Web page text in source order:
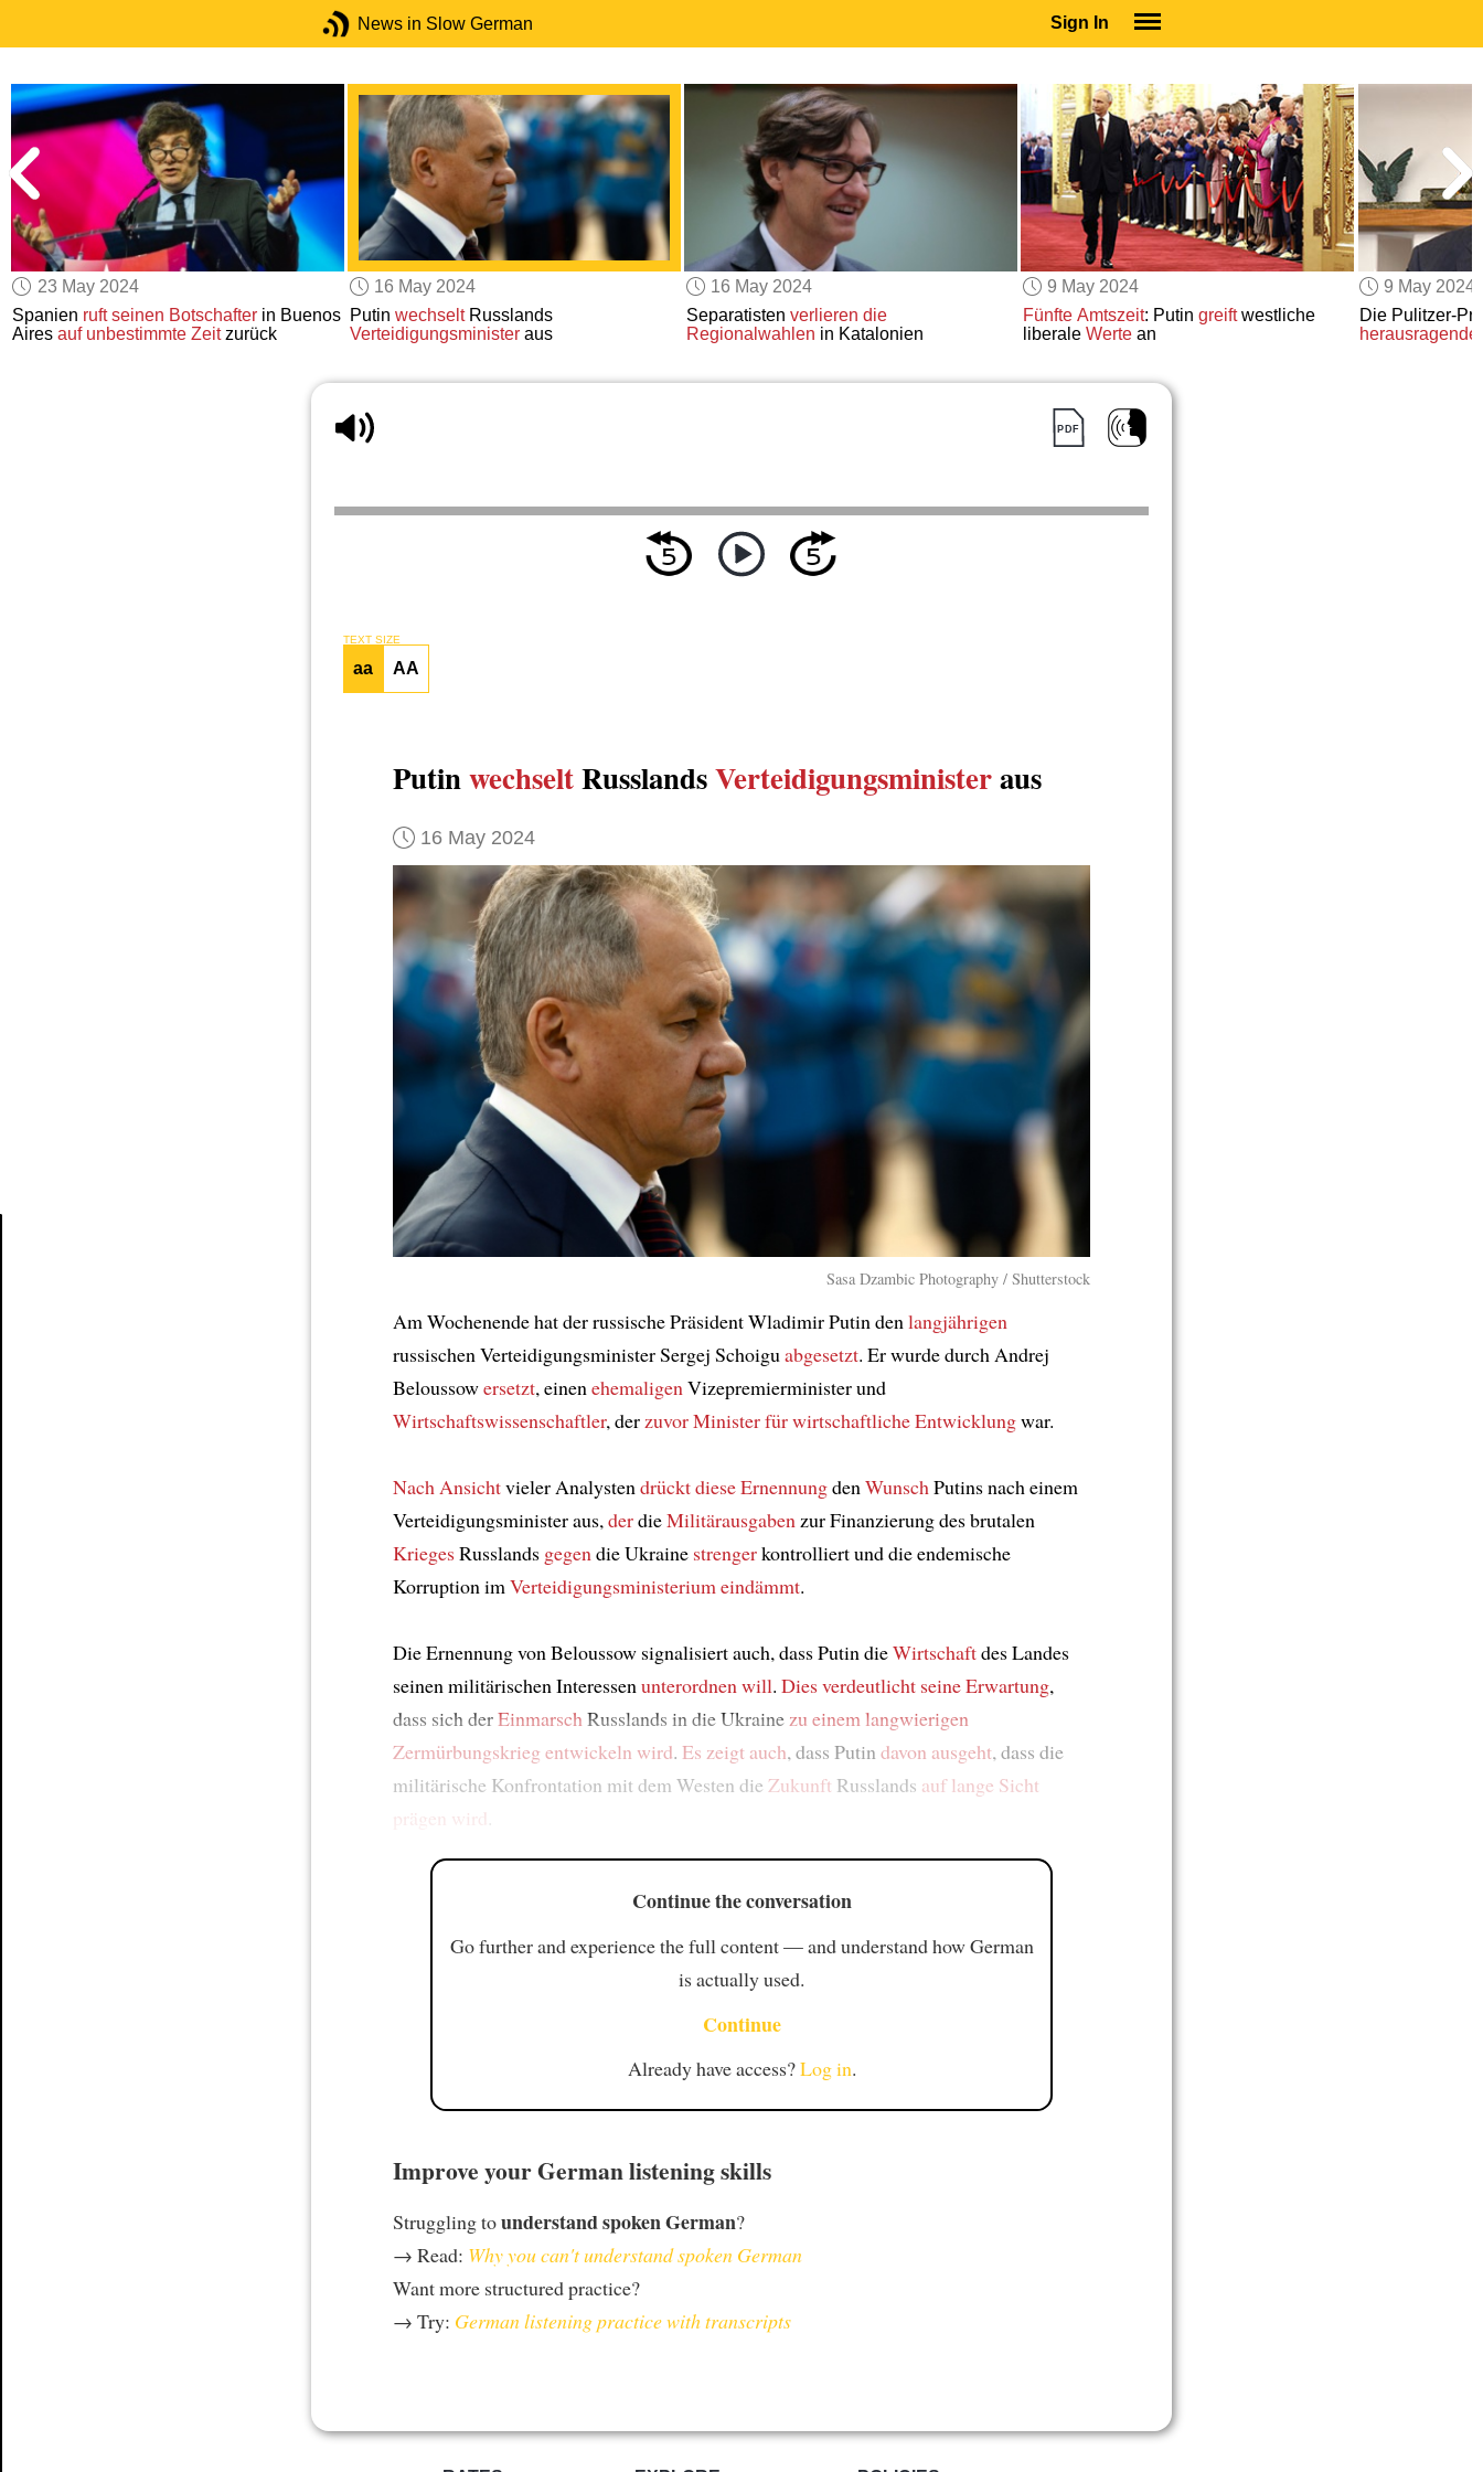
News in Slow German Sign In
SUBSCRIBE
EDUCATIONAL LICENSES
GIFT CARDS
OTHER LANGUAGES
ABOUT US
ALEXA
ADJUST COLORS
23 May 2024
Spanien ruft seinen Botschafter in Buenos
Airesauf unbestimmte Zeitzurück
16 May 2024
Putin wechseltRusslands
Verteidigungsministeraus
16 May 2024
Separatisten verlieren die
Regionalwahlen in Katalonien
9 May 2024
Fünfte Amtszeit: Putin greiftwestliche
liberale Wertean
9 May 2024
Die Pulitzer-
TEXT SIZE
aa AA
PutinwechseltRusslandsVerteidigungsministeraus
16 May 2024
Sasa Dzambic Photography / Shutterstock
Am Wochenende hat der russische Präsident Wladimir Putin denlangjährigen
russischen Verteidigungsminister Sergej Schoiguabgesetzt. Er wurde durch Andrej
Beloussowersetzt, einenehemaligenVizepremierminister und
Wirtschaftswissenschaftler, derzuvorMinister für wirtschaftliche Entwicklungwar.
Nach Ansichtvieler Analystendrücktdiese ErnennungdenWunschPutins nach einem
Verteidigungsminister aus,derdieMilitärausgabenzur Finanzierung des brutalen
KriegesRusslands gegendie Ukraine strengerkontrolliert und die endemische
Korruption imVerteidigungsministeriumeindämmt.
Die Ernennung von Beloussow signalisiert auch, dass Putin dieWirtschaftdes Landes
seinen militärischen Interessenunterordnen will. Dies verdeutlicht seine Erwartung,
dass sich derEinmarschRusslands in die Ukrainezu einem langwierigen
Zermürbungskriegentwickeln wird. Es zeigt auch, dass Putin davon ausgeht, dass die
militärische Konfrontation mit dem Westen die Zukunft Russlands auf lange Sicht
prägen wird
Continue the conversation
Go further and experience the full content — and understand how German
is actually used.
Continue
Already have access?Log in.
Improve your German listening skills
Struggling tounderstand spoken German?
→ Read: Why you can't understand spoken German
Want more structured practice?
→ Try: German listening practice with transcripts